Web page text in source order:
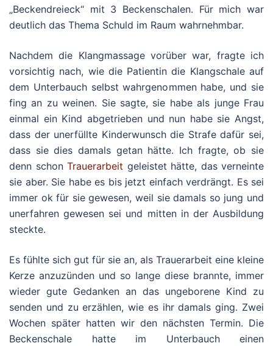
„Beckendreieck“ mit 3 Beckenschalen. Für mich war
deutlich das Thema Schuld im Raum wahrnehmbar.
Nachdem die Klangmassage vorüber war, fragte ich
vorsichtig nach, wie die Patientin die Klangschale auf
dem Unterbauch selbst wahrgenommen habe, und sie
fing an zu weinen. Sie sagte, sie habe als junge Frau
einmal ein Kind abgetrieben und nun habe sie Angst,
dass der unerfüllte Kinderwunsch die Strafe dafür sei,
dass sie dies damals getan hätte. Ich fragte, ob sie
denn schon Trauerarbeit geleistet hätte, das verneinte
sie aber. Sie habe es bis jetzt einfach verdrängt. Es sei
immer ok für sie gewesen, weil sie damals so jung und
unerfahren gewesen sei und mitten in der Ausbildung
steckte.
Es fühlte sich gut für sie an, als Trauerarbeit eine kleine
Kerze anzuzünden und so lange diese brannte, immer
wieder gute Gedanken an das ungeborene Kind zu
senden und zu erzählen, wie es ihr damals ging. Zwei
Wochen später hatten wir den nächsten Termin. Die
Beckenschale hatte im Unterbauch einen